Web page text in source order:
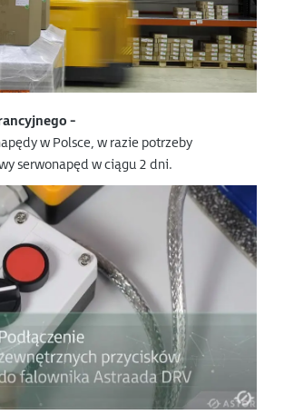
-
w Polsce, w razie potrzeby
serwonapęd w ciągu 2 dni.